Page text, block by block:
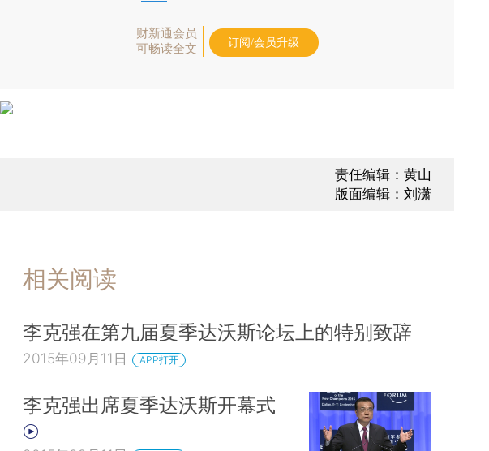
财新通会员
可畅读全文
订阅/会员升级
责任编辑：黄山
版面编辑：刘潇
相关阅读
李克强在第九届夏季达沃斯论坛上的特别致辞
2015年09月11日 APP打开
李克强出席夏季达沃斯开幕式